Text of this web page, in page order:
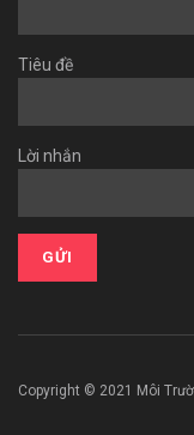
Tiêu đề
Lời nhắn
Copyright © 2021 Môi